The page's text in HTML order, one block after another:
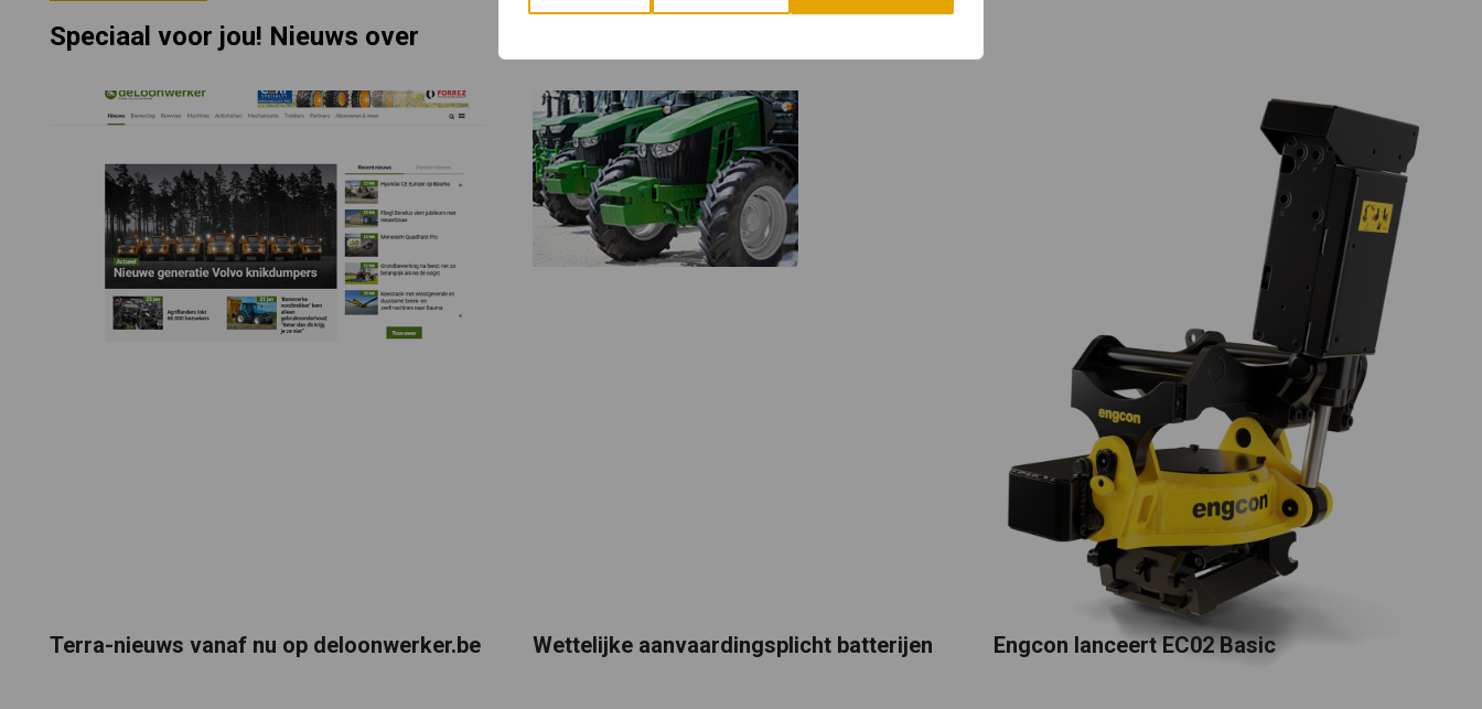
Speciaal voor jou! Nieuws over
Terra-nieuws vanaf nu op deloonwerker.be Wettelijke aanvaardingsplicht batterijen Engcon lanceert EC02 Basic